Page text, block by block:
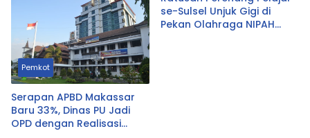
Pemkot
Serapan APBD Makassar
Baru 33%, Dinas PU Jadi
OPD dengan Realisasi
se-Sulsel Unjuk Gigi di
Pekan Olahraga NIPAH